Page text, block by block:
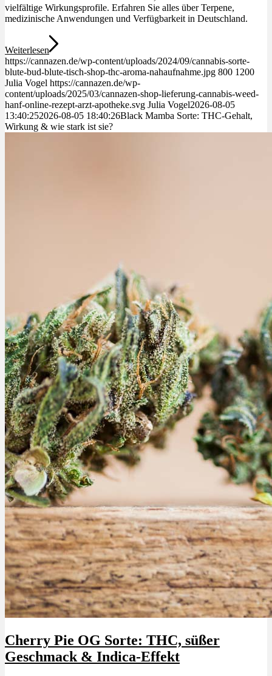
vielfältige Wirkungsprofile. Erfahren Sie alles über Terpene,
medizinische Anwendungen und Verfügbarkeit in Deutschland.
Weiterlesen
https://cannazen.de/wp-content/uploads/2024/09/cannabis-sorte-
blute-bud-blute-tisch-shop-thc-aroma-nahaufnahme.jpg 800 1200
Julia Vogel https://cannazen.de/wp-
content/uploads/2025/03/cannazen-shop-lieferung-cannabis-weed-
hanf-online-rezept-arzt-apotheke.svg Julia Vogel2026-08-05
13:40:252026-08-05 18:40:26Black Mamba Sorte: THC-Gehalt,
Wirkung & wie stark ist sie?
Cherry Pie OG Sorte: THC, süßer
Geschmack & Indica-Effekt